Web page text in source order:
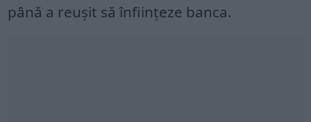
până a reuşit să înfiinţeze banca.